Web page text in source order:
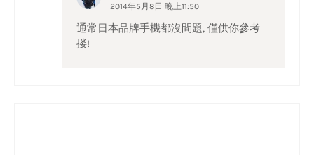
2014年5月8日 晚上11:50
通常日本品牌手機都沒問題, 僅供你參考
搂!